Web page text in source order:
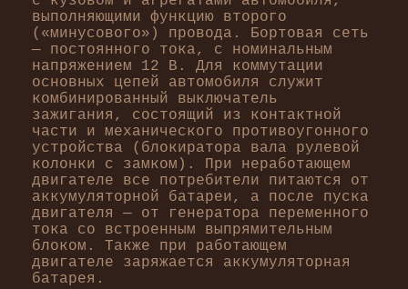
выполняющими функцию второго
(«минусового») провода. Бортовая сеть
— постоянного тока, с номинальным
напряжением 12 В. Для коммутации
основных цепей автомобиля служит
комбинированный выключатель
зажигания, состоящий из контактной
части и механического противоугонного
устройства (блокиратора вала рулевой
колонки с замком). При неработающем
двигателе все потребители питаются от
аккумуляторной батареи, а после пуска
двигателя — от генератора переменного
тока со встроенным выпрямительным
блоком. Также при работающем
двигателе заряжается аккумуляторная
батарея.